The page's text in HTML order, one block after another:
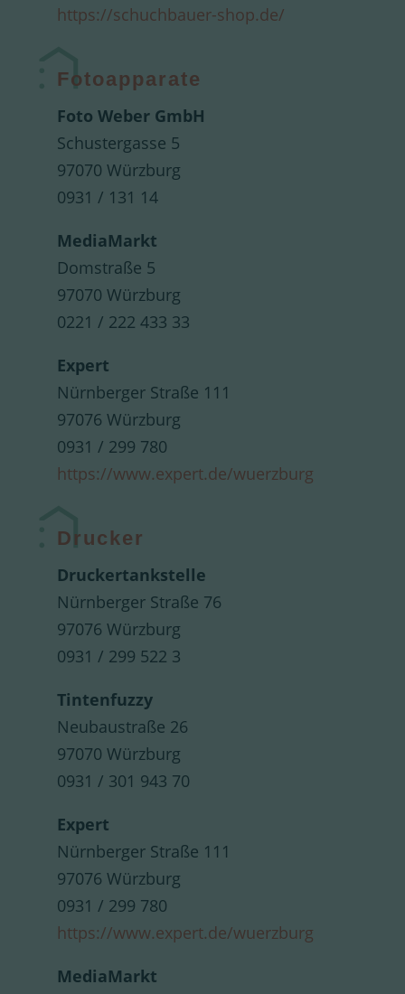
https://schuchbauer-shop.de/
Fotoapparate
Foto Weber GmbH
Schustergasse 5
97070 Würzburg
0931 / 131 14
MediaMarkt
Domstraße 5
97070 Würzburg
0221 / 222 433 33
Expert
Nürnberger Straße 111
97076 Würzburg
0931 / 299 780
https://www.expert.de/wuerzburg
Drucker
Druckertankstelle
Nürnberger Straße 76
97076 Würzburg
0931 / 299 522 3
Tintenfuzzy
Neubaustraße 26
97070 Würzburg
0931 / 301 943 70
Expert
Nürnberger Straße 111
97076 Würzburg
0931 / 299 780
https://www.expert.de/wuerzburg
MediaMarkt